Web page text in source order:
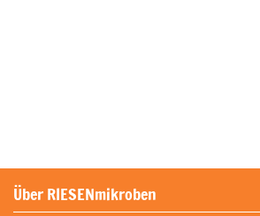
Über RIESENmikroben